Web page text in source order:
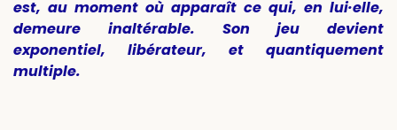
est, au moment où apparaît ce qui, en lui·elle,
demeure inaltérable. Son jeu devient
exponentiel, libérateur, et quantiquement
multiple.